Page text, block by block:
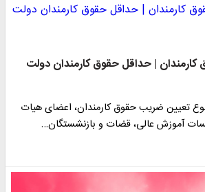
| حداقل حقوق کارمندان دولت
تعیین ضریب حقوق کارمندان، اعضای هیات
آموزش عالی، قضات و بازنشستگان…